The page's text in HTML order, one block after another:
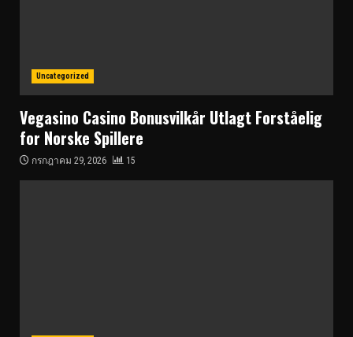
Uncategorized
Vegasino Casino Bonusvilkår Utlagt Forståelig
for Norske Spillere
กรกฎาคม 29, 2026 15